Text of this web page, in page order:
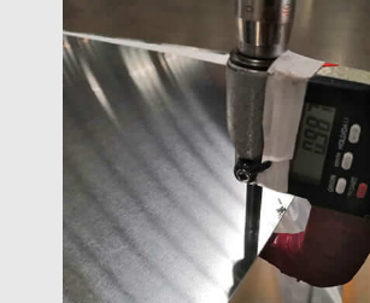
2MM Folha De
Uma folha de alumínio de 2 mm
material de alumínio enrolado com
com precisão dentro da faixa de 2,0 ±
conformidade com padrões
ISO 6361 e ASTM B209.